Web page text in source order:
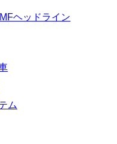
ヘッドライン
ム